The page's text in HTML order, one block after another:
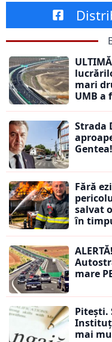
mari
UMB a
Strada
Gentea!
Fără
salvat
în
mare
Pitești.
mai